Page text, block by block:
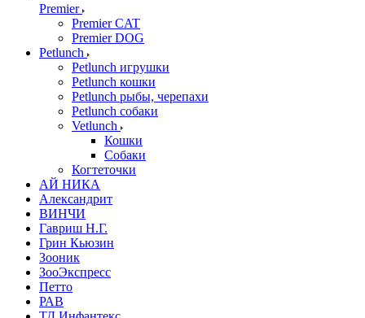
Premier
Premier CAT
Premier DOG
Petlunch
Petlunch игрушки
Petlunch кошки
Petlunch рыбы, черепахи
Petlunch собаки
Vetlunch
Кошки
Собаки
Когтеточки
АЙ НИКА
Александрит
ВИНЧИ
Гавриш Н.Г.
Грин Кьюзин
Зооник
ЗооЭкспресс
Петто
РАВ